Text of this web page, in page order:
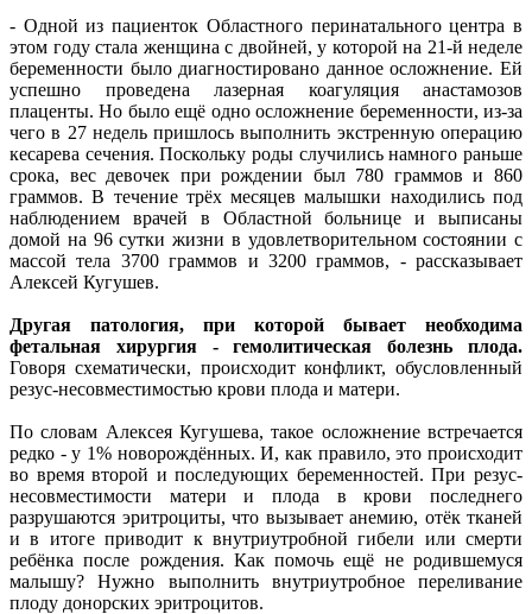
- Одной из пациенток Областного перинатального центра в
этом году стала женщина с двойней, у которой на 21-й неделе
беременности было диагностировано данное осложнение. Ей
успешно проведена лазерная коагуляция анастамозов
плаценты. Но было ещё одно осложнение беременности, из-за
чего в 27 недель пришлось выполнить экстренную операцию
кесарева сечения. Поскольку роды случились намного раньше
срока, вес девочек при рождении был 780 граммов и 860
граммов. В течение трёх месяцев малышки находились под
наблюдением врачей в Областной больнице и выписаны
домой на 96 сутки жизни в удовлетворительном состоянии с
массой тела 3700 граммов и 3200 граммов, - рассказывает
Алексей Кугушев.
Другая патология, при которой бывает необходима
фетальная хирургия - гемолитическая болезнь плода.
Говоря схематически, происходит конфликт, обусловленный
резус-несовместимостью крови плода и матери.
По словам Алексея Кугушева, такое осложнение встречается
редко - у 1% новорождённых. И, как правило, это происходит
во время второй и последующих беременностей. При резус-
несовместимости матери и плода в крови последнего
разрушаются эритроциты, что вызывает анемию, отёк тканей
и в итоге приводит к внутриутробной гибели или смерти
ребёнка после рождения. Как помочь ещё не родившемуся
малышу? Нужно выполнить внутриутробное переливание
плоду донорских эритроцитов.